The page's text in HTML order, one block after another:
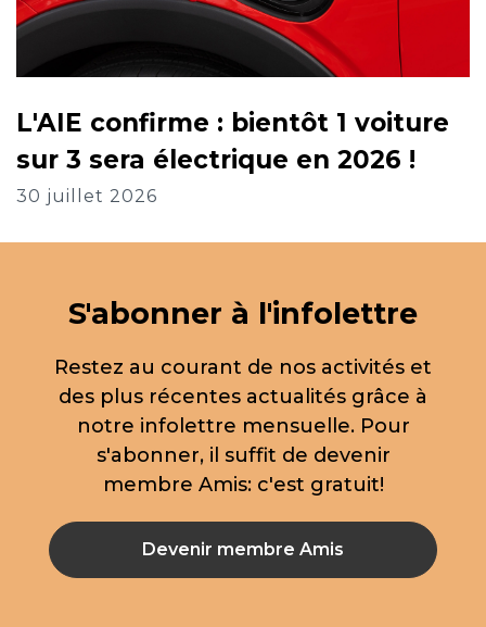
L'AIE confirme : bientôt 1 voiture
sur 3 sera électrique en 2026 !
30 juillet 2026
S'abonner à l'infolettre
Restez au courant de nos activités et
des plus récentes actualités grâce à
notre infolettre mensuelle. Pour
s'abonner, il suffit de devenir
membre Amis: c'est gratuit!
Devenir membre Amis